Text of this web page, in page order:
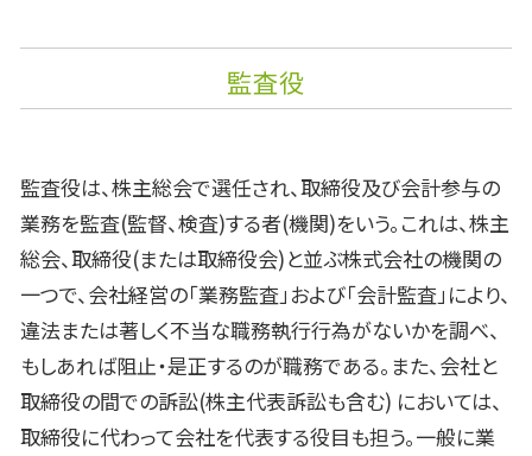
監査役
監査役は、株主総会で選任され、取締役及び会計参与の
業務を監査(監督、検査)する者(機関)をいう。これは、株主
総会、取締役(または取締役会)と並ぶ株式会社の機関の
一つで、会社経営の「業務監査」および「会計監査」により、
違法または著しく不当な職務執行行為がないかを調べ、
もしあれば阻止・是正するのが職務である。また、会社と
取締役の間での訴訟(株主代表訴訟も含む) においては、
取締役に代わって会社を代表する役目も担う。一般に業